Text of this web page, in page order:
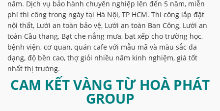
năm. Dịch vụ bảo hành chuyên nghiệp lên đến 5 năm, miễn
phí thi công trong ngày tại Hà Nội, TP HCM. Thi công lắp đặt
nội thất, Lưới an toàn bảo vệ, Lưới an toàn Ban Công, Lưới an
toàn Cầu thang, Bạt che nắng mưa, bạt xếp cho trường học,
bệnh viện, cơ quan, quán cafe với mẫu mã và màu sắc đa
dạng, độ bền cao, thợ giỏi nhiều năm kinh nghiệm, giá tốt
nhất thị trường.
CAM KẾT VÀNG TỪ HOÀ PHÁT
GROUP